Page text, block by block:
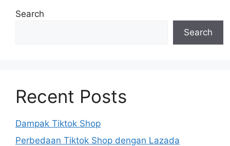
Search
Search
Recent Posts
Dampak Tiktok Shop
Perbedaan Tiktok Shop dengan Lazada